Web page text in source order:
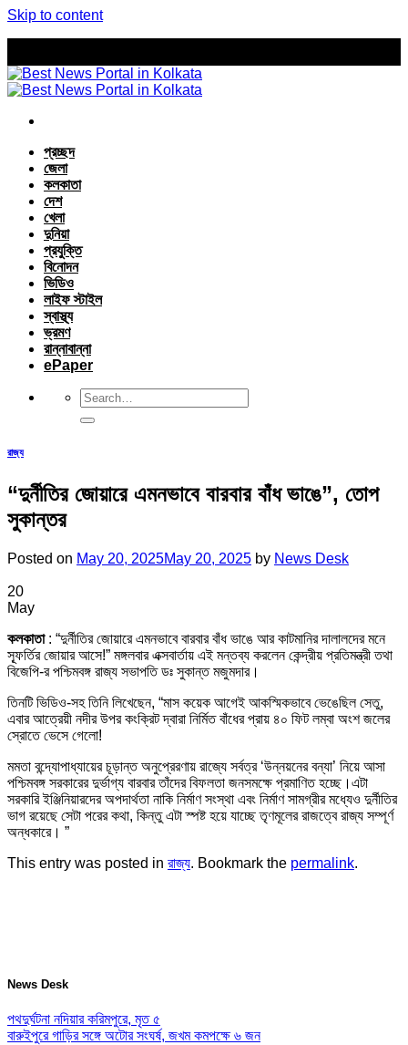
Skip to content
প্রচ্ছদ
জেলা
কলকাতা
দেশ
খেলা
দুনিয়া
প্রযুক্তি
বিনোদন
ভিডিও
লাইফ স্টাইল
স্বাস্থ্য
ভ্রমণ
রান্নাবান্না
ePaper
রাজ্য
“দুর্নীতির জোয়ারে এমনভাবে বারবার বাঁধ ভাঙে”, তোপ
সুকান্তর
Posted on May 20, 2025May 20, 2025 by News Desk
20
May
কলকাতা : “দুর্নীতির জোয়ারে এমনভাবে বারবার বাঁধ ভাঙে আর কাটমানির দালালদের মনে
স্ফূর্তির জোয়ার আসে!” মঙ্গলবার এক্সবার্তায় এই মন্তব্য করলেন কেন্দ্রীয় প্রতিমন্ত্রী তথা
বিজেপি-র পশ্চিমবঙ্গ রাজ্য সভাপতি ডঃ সুকান্ত মজুমদার।
তিনটি ভিডিও-সহ তিনি লিখেছেন, “মাস কয়েক আগেই আকস্মিকভাবে ভেঙেছিল সেতু,
এবার আত্রেয়ী নদীর উপর কংক্রিট দ্বারা নির্মিত বাঁধের প্রায় ৪০ ফিট লম্বা অংশ জলের
স্রোতে ভেসে গেলো!
মমতা বন্দ্যোপাধ্যায়ের চূড়ান্ত অনুপ্রেরণায় রাজ্যে সর্বত্র ‘উন্নয়নের বন্যা’ নিয়ে আসা
পশ্চিমবঙ্গ সরকারের দুর্ভাগ্য বারবার তাঁদের বিফলতা জনসমক্ষে প্রমাণিত হচ্ছে।এটা
সরকারি ইঞ্জিনিয়ারদের অপদার্থতা নাকি নির্মাণ সংস্থা এবং নির্মাণ সামগ্রীর মধ্যেও দুর্নীতির
ভাগ রয়েছে সেটা পরের কথা, কিন্তু এটা স্পষ্ট হয়ে যাচ্ছে তৃণমূলের রাজত্বে রাজ্য সম্পূর্ণ
অন্ধকারে। ”
This entry was posted in রাজ্য. Bookmark the permalink.
News Desk
পথদুর্ঘটনা নদিয়ার করিমপুরে, মৃত ৫
বারুইপুরে গাড়ির সঙ্গে অটোর সংঘর্ষ, জখম কমপক্ষে ৬ জন